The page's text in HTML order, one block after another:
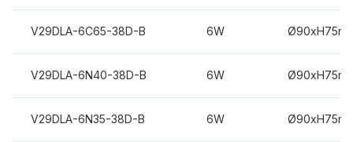
V29DLA-6C65-38D-B 6W
V29DLA-6N40-38D-B 6W
V29DLA-6N35-38D-B 6W